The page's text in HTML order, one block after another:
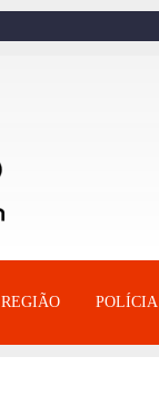
REGIÃO POLÍCIA